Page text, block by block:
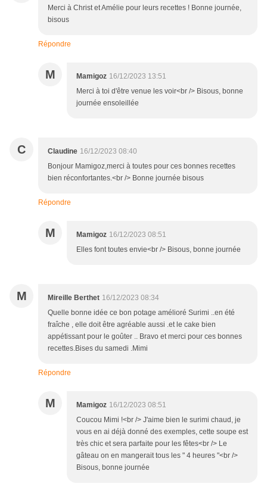
Merci à Christ et Amélie pour leurs recettes ! Bonne journée,
bisous
Répondre
M Mamigoz 16/12/2023 13:51
Merci à toi d'être venue les voir<br /> Bisous, bonne
journée ensoleillée
C Claudine 16/12/2023 08:40
Bonjour Mamigoz,merci à toutes pour ces bonnes recettes
bien réconfortantes.<br /> Bonne journée bisous
Répondre
M Mamigoz 16/12/2023 08:51
Elles font toutes envie<br /> Bisous, bonne journée
M Mireille Berthet 16/12/2023 08:34
Quelle bonne idée ce bon potage amélioré Surimi ..en été
fraîche , elle doit être agréable aussi .et le cake bien
appétissant pour le goûter .. Bravo et merci pour ces bonnes
recettes.Bises du samedi .Mimi
Répondre
M Mamigoz 16/12/2023 08:51
Coucou Mimi !<br /> J'aime bien le surimi chaud, je
vous en ai déjà donné des exemples, cette soupe est
très chic et sera parfaite pour les fêtes<br /> Le
gâteau on en mangerait tous les " 4 heures "<br />
Bisous, bonne journée